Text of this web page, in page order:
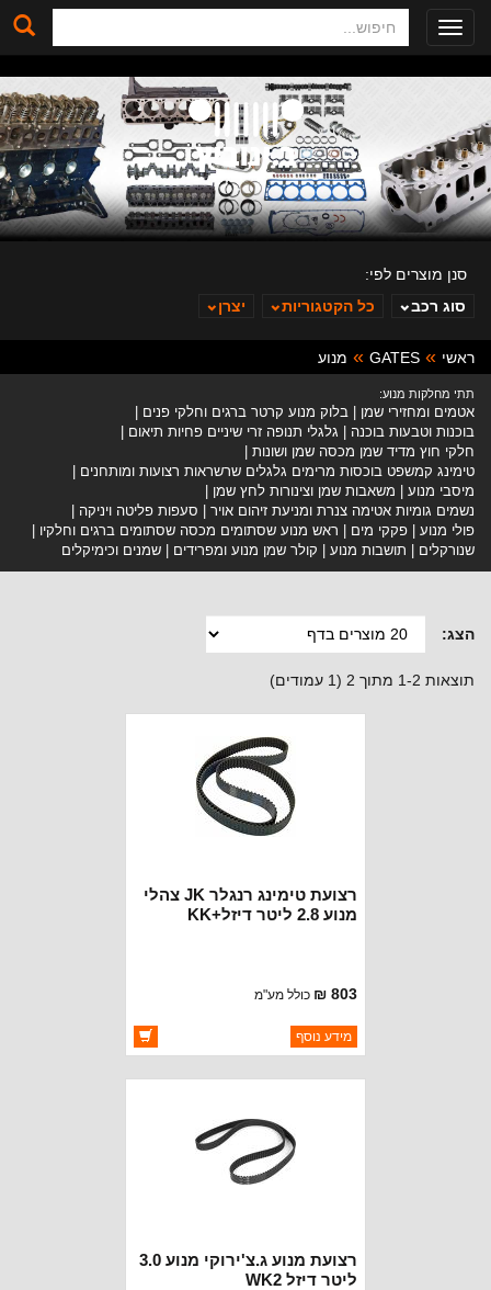
Toggle
navigation
ב. ינוביץ
סנן מוצרים לפי:
סוג רכב
כל הקטגוריות יצרן
ראשי GATES מנוע
תתי מחלקות מנוע:
אטמים ומחזירי שמן
בלוק מנוע קרטר ברגים וחלקי פנים
בוכנות וטבעות בוכנה
גלגלי תנופה זרי שיניים פחיות תיאום
חלקי חוץ מדיד שמן מכסה שמן ושונות
טימינג קמשפט בוכסות מרימים גלגלים שרשראות רצועות ומותחנים
מיסבי מנוע
משאבות שמן וצינורות לחץ שמן
נשמים גומיות אטימה צנרת ומניעת זיהום אויר
סעפות פליטה ויניקה
פולי מנוע
פקקי מים
ראש מנוע שסתומים מכסה שסתומים ברגים וחלקיו
שנורקלים
תושבות מנוע קולר שמן מנוע ומפרידים שמנים וכימיקלים
הצג:
תוצאות 1-2 מתוך 2 (1 עמודים)
רצועת טימינג רנגלר JK צהלי
מנוע 2.8 ליטר דיזל+KK
803 ₪ כולל מע"מ
ברקוד: 68029524AA
יצרן:GATES
מידע נוסף
רצועת מנוע ג.צ'ירוקי מנוע 3.0
ליטר דיזל WK2